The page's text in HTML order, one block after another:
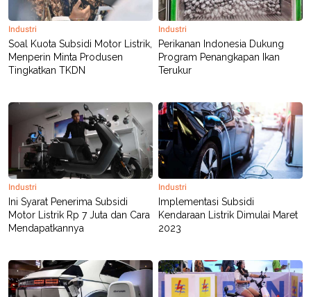
A
N
G
G
A
N
A
I
N
E
R
J
M
N
E
P
A
P
E
R
D
V
R
T
I
N
G
Industri
Soal Kuota Subsidi Motor Listrik,
Menperin Minta Produsen
Tingkatkan TKDN
Industri
Perikanan Indonesia Dukung
Program Penangkapan Ikan
Terukur
Industri
Ini Syarat Penerima Subsidi
Motor Listrik Rp 7 Juta dan Cara
Mendapatkannya
Industri
Implementasi Subsidi
Kendaraan Listrik Dimulai Maret
2023